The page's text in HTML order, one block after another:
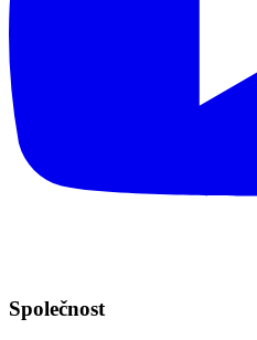
Společnost